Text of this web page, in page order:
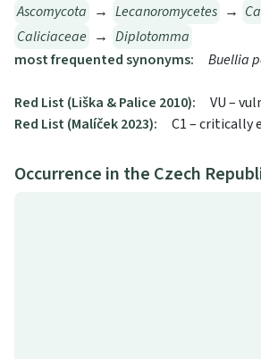
Ascomycota → Lecanoromycetes →
Caliciaceae → Diplotomma
most frequented synonyms:
Buellia
Red List (Liška & Palice 2010):
VU –
Red List (Malíček 2023):
C1 – critically
Occurrence in the Czech